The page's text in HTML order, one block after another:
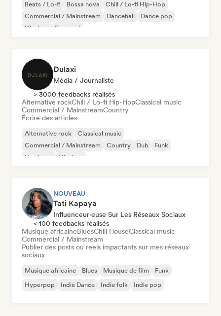
Beats / Lo-fi Bossa nova
Chill / Lo-fi Hip-Hop
Commercial / Mainstream
Dancehall
Dance pop
Hip-hop
Pop soul
Dulaxi
Média / Journaliste
> 3000 feedbacks réalisés
Alternative rockChill / Lo-fi Hip-HopClassical music
Commercial / MainstreamCountry
Écrire des articles
Alternative rock
Classical music
Commercial / Mainstream
Country Dub
Funk
Hardcore
Hip-hop
NOUVEAU
Tati Kapaya
Influenceur·euse Sur Les Réseaux Sociaux
< 100 feedbacks réalisés
Musique africaineBluesChill HouseClassical music
Commercial / Mainstream
Publier des posts ou reels impactants sur mes réseaux
sociaux
Musique africaine Blues Musique de film
Funk
Hyperpop
Indie Dance Indie folk Indie pop